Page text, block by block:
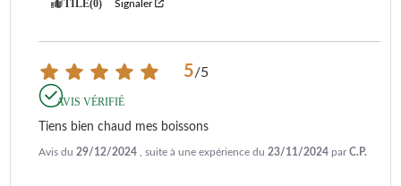
UTILE(0) Signaler
5/5
AVIS VÉRIFIÉ
Tiens bien chaud mes boissons
Avis du 29/12/2024 , suite à une expérience du 23/11/2024 parC.P.